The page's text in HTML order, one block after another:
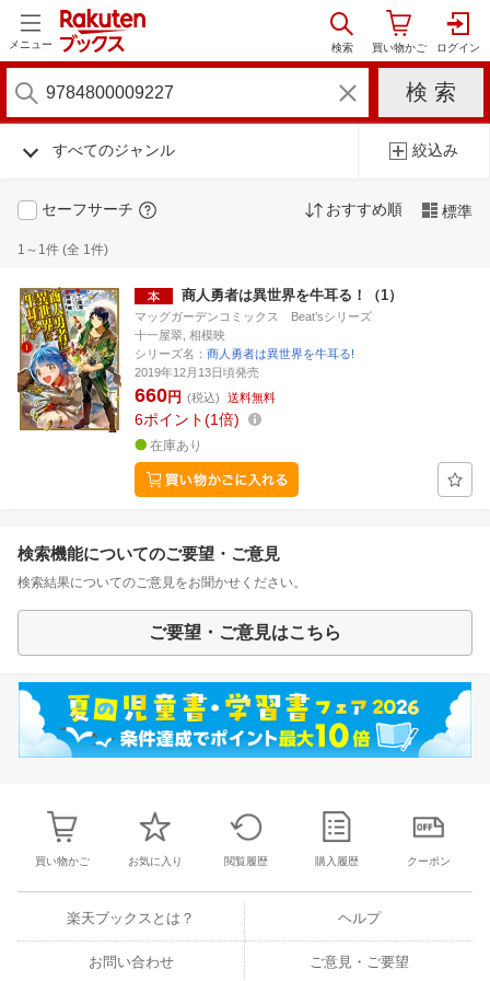
メニュー
すべてのジャンル 絞込み
セーフサーチ おすすめ順 標準
1～1件 (全 1件)
商人勇者は異世界を牛耳る！（1）
マッグガーデンコミックス Beat’sシリーズ
十一屋翠, 相模映
シリーズ名： 商人勇者は異世界を牛耳る!
2019年12月13日頃発売
660円 (税込) 送料無料
6ポイント 1倍
在庫あり
検索機能についてのご要望・ご意見
検索結果についてのご意見をお聞かせください。
ご要望・ご意見はこちら
買い物かご お気に入り 閲覧履歴 購入履歴 クーポン
楽天ブックスとは？ ヘルプ
お問い合わせ ご意見・ご要望